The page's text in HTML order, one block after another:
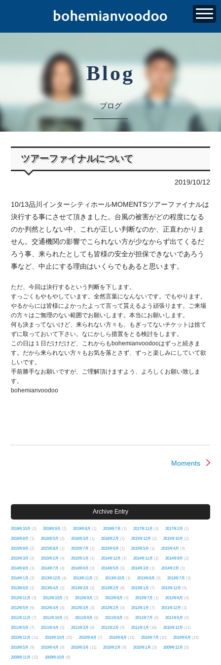
Blog
ブログ
ツアーファイナルについて
2019/10/12
10/13品川インターシティホールMOMENTSツアーファイナルは
決行する事にさせて頂きました。台風の被害がどの程度になる
のか判然としない中、これが正しい判断なのか、正直わかりま
せん。交通機関の影響でこられない方が少なからず出てくるだ
ろう事、来られたとしても皆様の安全が担保できないであろう
事など、中止にする理由はいくらでもあると思います。
ただ、今回は決行するという判断を下します。
すっごくもやもやしています。全然言葉になんないです。でもやります。
やるからには皆様によかったよって言って貰えるよう頑張ります。ご来場
の方々はご無理のない範囲でお願いします。本当にお願いします。
何も決まってないけど、来られない方々も、もぎってないチケットは捨て
ずに取っておいて下さい。なにかしら措置をとる検討をします。
この日は１日だけだけど、これからもbohemianvoodooはずっと続きま
す。だから来られない方々もお気を落とさず、ずっと楽しみにしていて欲
しいです。
手前勝手なお願いですが、ご理解頂けますよう、よろしくお願い致しま
す。
bohemianvoodoo
Moments
Archive Entry
2019年10月 (2) 2019年9月 (2) 2019年8月 (1) 2019年7月 (1) 2017年11月 (4) 2017年2月 (1)
2016年8月 (1) 2016年5月 (2) 2016年3月 (1) 2016年2月 (1) 2015年12月 (2) 2015年10月 (2)
2015年9月 (2) 2015年8月 (1) 2015年7月 (1) 2015年6月 (1) 2015年5月 (1) 2015年4月 (4)
2015年3月 (2) 2015年2月 (4) 2015年1月 (1) 2014年12月 (2) 2014年11月 (2) 2014年9月 (2)
2014年8月 (3) 2014年7月 (4) 2014年6月 (3) 2014年5月 (3) 2014年3月 (1) 2014年2月 (1)
2014年1月 (2) 2013年12月 (4) 2013年11月 (2) 2013年10月 (1) 2013年8月 (6) 2013年7月 (3)
2013年6月 (2) 2013年4月 (2) 2013年3月 (2) 2013年2月 (8) 2013年1月 (7) 2012年12月 (5)
2012年11月 (3) 2012年10月 (3) 2012年9月 (2) 2012年8月 (4) 2012年7月 (1) 2012年6月 (4)
2012年5月 (6) 2012年4月 (4) 2012年3月 (3) 2012年2月 (3) 2012年1月 (7) 2011年12月 (3)
2011年11月 (7) 2011年10月 (6) 2011年9月 (8) 2011年8月 (4) 2011年7月 (6) 2011年6月 (4)
2011年5月 (7) 2011年4月 (5) 2011年3月 (8) 2011年2月 (9) 2011年1月 (18) 2010年12月 (11)
2010年11月 (11) 2010年10月 (22) 2010年9月 (7) 2010年8月 (12) 2010年7月 (10) 2010年6月 (13)
2010年5月 (9) 2010年4月 (8) 2010年3月 (11) 2010年2月 (8) 2010年1月 (3) 2009年12月 (5)
2009年11月 (12) 2009年10月 (8)